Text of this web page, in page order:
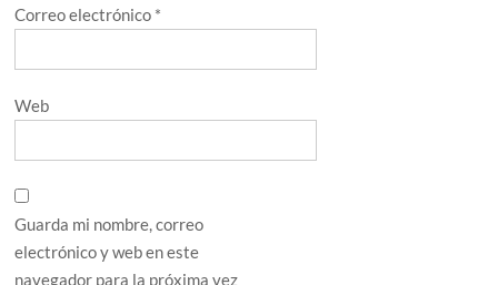
Correo electrónico *
Web
Guarda mi nombre, correo
electrónico y web en este
navegador para la próxima vez